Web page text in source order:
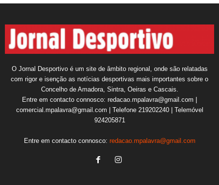
O Jornal Desportivo é um site de âmbito regional, onde são relatadas
com rigor e isenção as notícias desportivas mais importantes sobre o
Concelho de Amadora, Sintra, Oeiras e Cascais.
Entre em contacto connosco: redacao.mpalavra@gmail.com |
comercial.mpalavra@gmail.com | Telefone 219202240 | Telemóvel
924205871
Entre em contacto connosco: redacao.mpalavra@gmail.com